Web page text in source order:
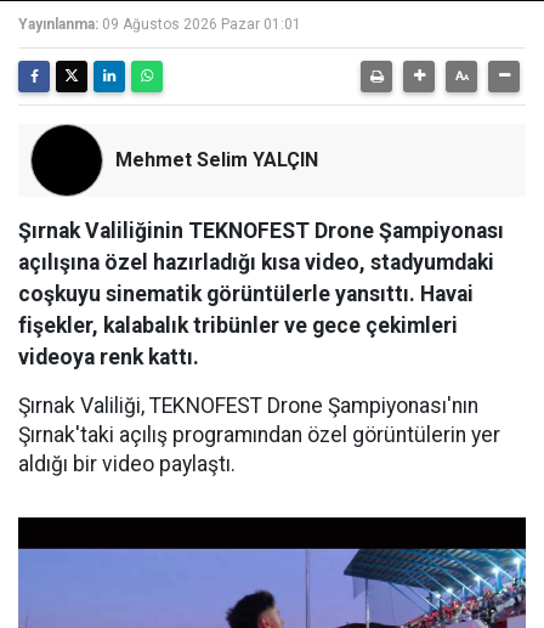
Yayınlanma: 09 Ağustos 2026 Pazar 01:01
Mehmet Selim YALÇIN
Şırnak Valiliğinin TEKNOFEST Drone Şampiyonası
açılışına özel hazırladığı kısa video, stadyumdaki
coşkuyu sinematik görüntülerle yansıttı. Havai
fişekler, kalabalık tribünler ve gece çekimleri
videoya renk kattı.
Şırnak Valiliği, TEKNOFEST Drone Şampiyonası'nın
Şırnak'taki açılış programından özel görüntülerin yer
aldığı bir video paylaştı.